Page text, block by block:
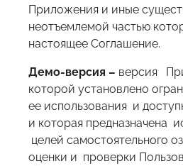
Приложения и иные
неотъемлемой частью
настоящее Соглашение.
Демо-версия – версия
которой установлено
ее использования и
и которая предназначена
целей самостоятельного
оценки и проверки